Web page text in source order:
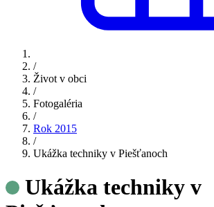
/
Život v obci
/
Fotogaléria
/
Rok 2015
/
Ukážka techniky v Piešťanoch
Ukážka techniky v